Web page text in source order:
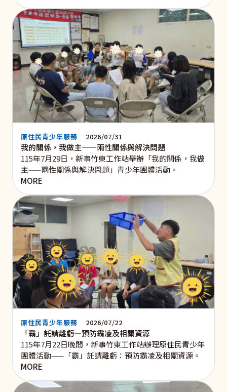
原住民青少年服務 2026/07/31
我的關係，我做主——兩性關係與解決問題
115年7月29日，新事竹東工作站舉辦「我的關係，我做
主——兩性關係與解決問題」青少年團體活動。
MORE
原住民青少年服務 2026/07/22
「霸」託請離虧—預防霸凌及相關資源
115年7月22日晚間，新事竹東工作站辦理原住民青少年
團體活動——「霸」託請離虧：預防霸凌及相關資源。
MORE